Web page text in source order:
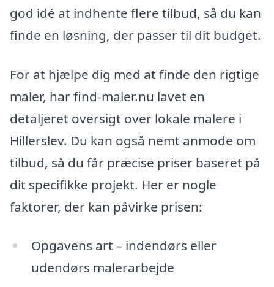
god idé at indhente flere tilbud, så du kan
finde en løsning, der passer til dit budget.
For at hjælpe dig med at finde den rigtige
maler, har find-maler.nu lavet en
detaljeret oversigt over lokale malere i
Hillerslev. Du kan også nemt anmode om
tilbud, så du får præcise priser baseret på
dit specifikke projekt. Her er nogle
faktorer, der kan påvirke prisen:
Opgavens art – indendørs eller
udendørs malerarbejde